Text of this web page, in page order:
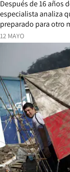
12 MAYO
Después de 16 años
especialista analiza
preparado para otro